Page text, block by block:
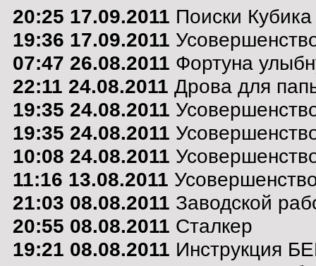
20:25 17.09.2011 Поиски Кубика
19:36 17.09.2011
07:47 26.08.2011 Фортуна
22:11 24.08.2011 Дрова для
19:35 24.08.2011
19:35 24.08.2011
10:08 24.08.2011
11:16 13.08.2011
21:03 08.08.2011 Заводской
20:55 08.08.2011 Сталкер
19:21 08.08.2011 Инструкция